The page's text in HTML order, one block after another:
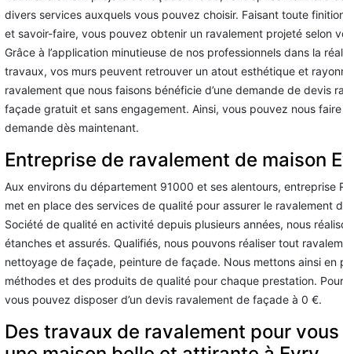
divers services auxquels vous pouvez choisir. Faisant toute
et savoir-faire, vous pouvez obtenir un ravalement projeté selon
Grâce à l’application minutieuse de nos professionnels dans la
travaux, vos murs peuvent retrouver un atout esthétique et
ravalement que nous faisons bénéficie d’une demande de devis
façade gratuit et sans engagement. Ainsi, vous pouvez nous
demande dès maintenant.
Entreprise de ravalement de maison
Aux environs du département 91000 et ses alentours, entreprise
met en place des services de qualité pour assurer le ravalement
Société de qualité en activité depuis plusieurs années, nous
étanches et assurés. Qualifiés, nous pouvons réaliser tout
nettoyage de façade, peinture de façade. Nous mettons ainsi en
méthodes et des produits de qualité pour chaque prestation.
vous pouvez disposer d’un devis ravalement de façade à 0 €.
Des travaux de ravalement pour